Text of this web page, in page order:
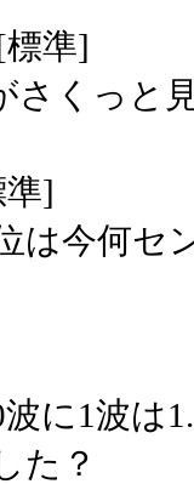
準]
さくっと
]
は今何セ
に1波は
た？